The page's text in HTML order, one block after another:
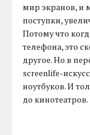
мир экранов, и
поступки,
Потому что
телефона, это
другое. Но в
screenlife-
ноутбуков. И
до кинотеатров.